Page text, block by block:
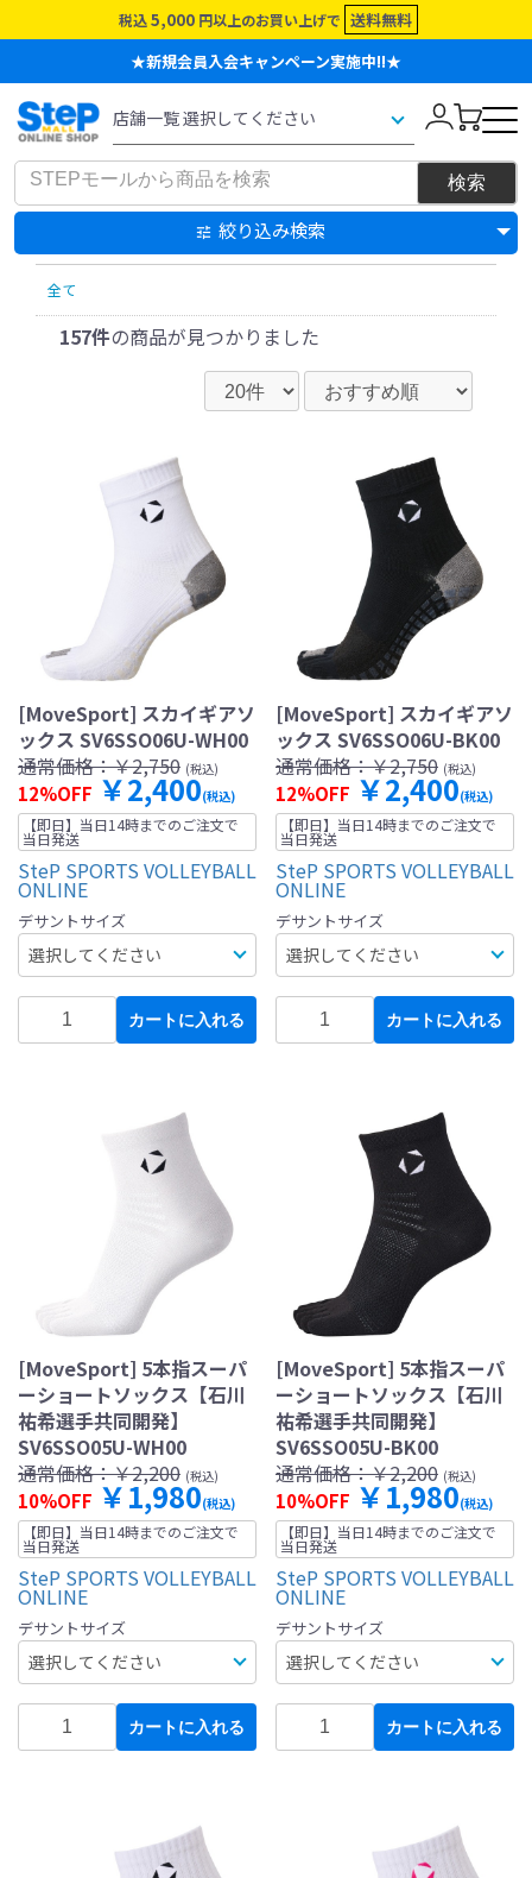
税込 5,000 円以上のお買い上げで 送料無料
★新規会員入会キャンペーン実施中!!★
絞り込み検索
全て
157件の商品が見つかりました
[MoveSport] スカイギアソ
ックス SV6SSO06U-WH00
通常価格：￥2,750 (税込)
12%OFF ￥2,400(税込)
【即日】当日14時までのご注文で
当日発送
SteP SPORTS VOLLEYBALL
ONLINE
デサントサイズ
カートに入れる
[MoveSport] スカイギアソ
ックス SV6SSO06U-BK00
通常価格：￥2,750 (税込)
12%OFF ￥2,400(税込)
【即日】当日14時までのご注文で
当日発送
SteP SPORTS VOLLEYBALL
ONLINE
デサントサイズ
カートに入れる
[MoveSport] 5本指スーパ
ーショートソックス【石川
祐希選手共同開発】
SV6SSO05U-WH00
通常価格：￥2,200 (税込)
10%OFF ￥1,980(税込)
【即日】当日14時までのご注文で
当日発送
SteP SPORTS VOLLEYBALL
ONLINE
デサントサイズ
カートに入れる
[MoveSport] 5本指スーパ
ーショートソックス【石川
祐希選手共同開発】
SV6SSO05U-BK00
通常価格：￥2,200 (税込)
10%OFF ￥1,980(税込)
【即日】当日14時までのご注文で
当日発送
SteP SPORTS VOLLEYBALL
ONLINE
デサントサイズ
カートに入れる